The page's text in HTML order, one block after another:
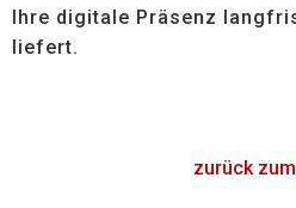
Ihre digitale Präsenz
liefert.
zurück